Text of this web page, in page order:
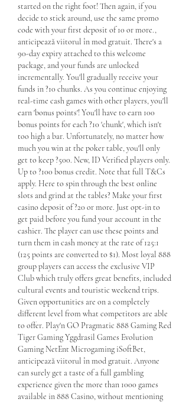
started on the right foot! Then again, if you
decide to stick around, use the same promo
code with your first deposit of 10 or more.,
anticipează viitorul în mod gratuit. There's a
90-day expiry attached to this welcome
package, and your funds are unlocked
incrementally. You'll gradually receive your
funds in ?10 chunks. As you continue enjoying
real-time cash games with other players, you'll
earn 'bonus points'! You'll have to earn 100
bonus points for each ?10 'chunk', which isn't
too high a bar. Unfortunately, no matter how
much you win at the poker table, you'll only
get to keep ?500. New, ID Verified players only.
Up to ?100 bonus credit. Note that full T&Cs
apply. Here to spin through the best online
slots and grind at the tables? Make your first
casino deposit of ?20 or more. Just opt-in to
get paid before you fund your account in the
cashier. The player can use these points and
turn them in cash money at the rate of 125:1
(125 points are converted to $1). Most loyal 888
group players can access the exclusive VIP
Club which truly offers great benefits, included
cultural events and touristic weekend trips.
Given opportunities are on a completely
different level from what competitors are able
to offer. Play'n GO Pragmatic 888 Gaming Red
Tiger Gaming Yggdrasil Games Evolution
Gaming NetEnt Microgaming iSoftBet,
anticipează viitorul în mod gratuit. Anyone
can surely get a taste of a full gambling
experience given the more than 1000 games
available in 888 Casino, without mentioning